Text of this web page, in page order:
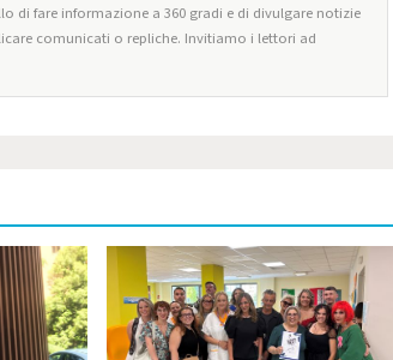
di fare informazione a 360 gradi e di divulgare notizie
comunicati o repliche. Invitiamo i lettori ad